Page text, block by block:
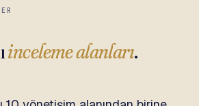
inceleme alanları.